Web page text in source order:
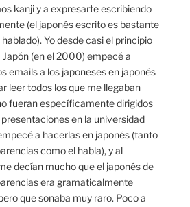
kanji y a expresarte escribiendo
(el japonés escrito es bastante
Yo desde casi el principio
Japón (en el 2000) empecé a
emails a los japoneses en japonés
leer todos los que me llegaban
fueran específicamente dirigidos
presentaciones en la universidad
a hacerlas en japonés (tanto
como el habla), y al
decían mucho que el japonés de
era gramaticalmente
que sonaba muy raro. Poco a